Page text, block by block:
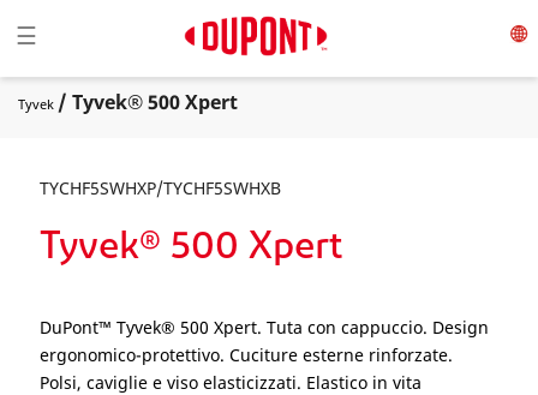
Toggle navigation
☰
Tyvek / Tyvek® 500 Xpert
TYCHF5SWHXP/TYCHF5SWHXB
Tyvek® 500 Xpert
DuPont™ Tyvek® 500 Xpert. Tuta con cappuccio. Design
ergonomico-protettivo. Cuciture esterne rinforzate.
Polsi, caviglie e viso elasticizzati. Elastico in vita